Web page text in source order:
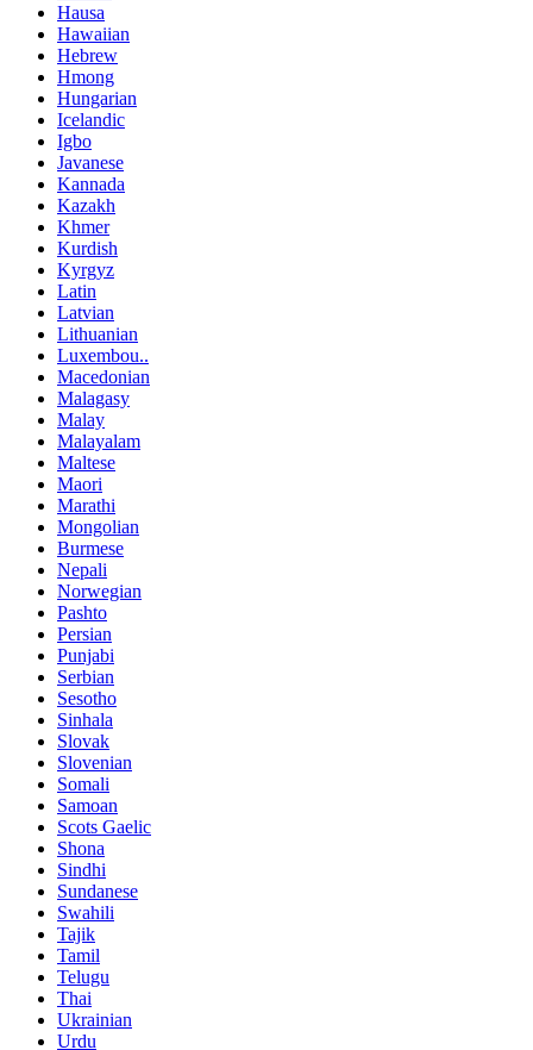
Hausa
Hawaiian
Hebrew
Hmong
Hungarian
Icelandic
Igbo
Javanese
Kannada
Kazakh
Khmer
Kurdish
Kyrgyz
Latin
Latvian
Lithuanian
Luxembou..
Macedonian
Malagasy
Malay
Malayalam
Maltese
Maori
Marathi
Mongolian
Burmese
Nepali
Norwegian
Pashto
Persian
Punjabi
Serbian
Sesotho
Sinhala
Slovak
Slovenian
Somali
Samoan
Scots Gaelic
Shona
Sindhi
Sundanese
Swahili
Tajik
Tamil
Telugu
Thai
Ukrainian
Urdu